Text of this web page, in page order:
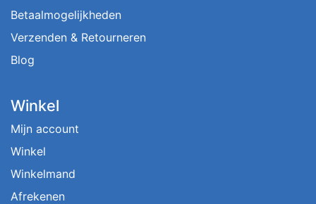
Betaalmogelijkheden
Verzenden & Retourneren
Blog
Winkel
Mijn account
Winkel
Winkelmand
Afrekenen